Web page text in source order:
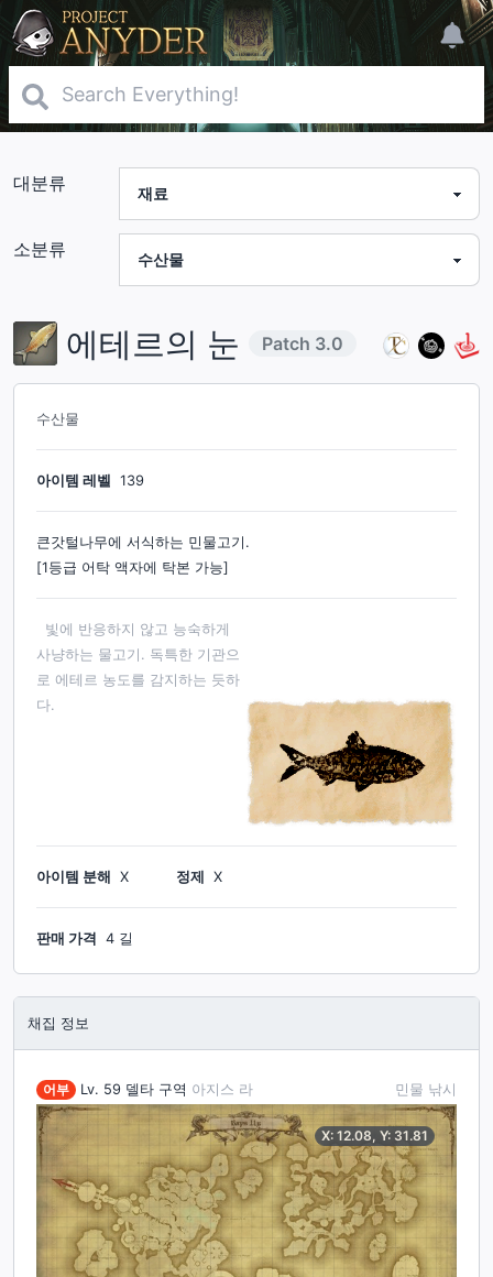
대분류
소분류
에테르의 눈 Patch 3.0
수산물
아이템 레벨 139
큰갓털나무에 서식하는 민물고기.
[1등급 어탁 액자에 탁본 가능]
빛에 반응하지 않고 능숙하게
사냥하는 물고기. 독특한 기관으
로 에테르 농도를 감지하는 듯하
다.
아이템 분해 X 정제 X
판매 가격 4 길
채집 정보
어부 Lv. 59 델타 구역 아지스 라 민물 낚시
X: 12.08, Y: 31.81